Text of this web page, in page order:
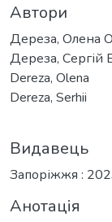
Автори
Дереза, Олена
Дереза, Сергій
Dereza, Olena
Dereza, Serhii
Видавець
Запоріжжя :
Анотація